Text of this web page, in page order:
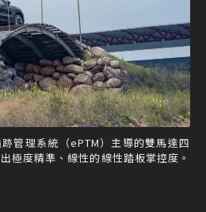
管理系統（ePTM）主導的雙馬達四
極度精準、線性的線性踏板掌控度。